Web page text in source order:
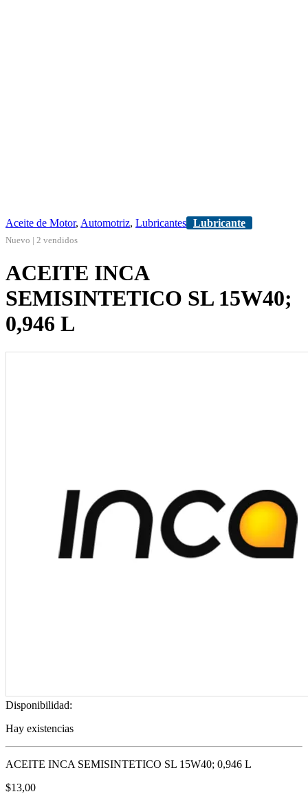
Aceite de Motor, Automotriz, Lubricantes Lubricante
Nuevo | 2 vendidos
ACEITE INCA
SEMISINTETICO SL 15W40;
0,946 L
Disponibilidad:
Hay existencias
ACEITE INCA SEMISINTETICO SL 15W40; 0,946 L
$13,00